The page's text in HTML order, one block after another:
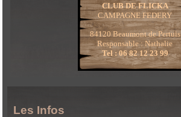
CLUB DE FLICKA
CAMPAGNE FEDERY
84120 Beaumont de Pertuis
Responsable : Nathalie
Tel : 06 82 12 23 99
Les Infos